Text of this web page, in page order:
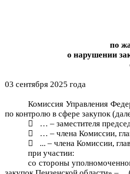
по
о нарушении
03 сентября 2025 года
Комиссия Управления
по контролю в сфере закупок

… –заместителя

… – члена Комиссии,

... – члена Комиссии,
при участии:
со стороны